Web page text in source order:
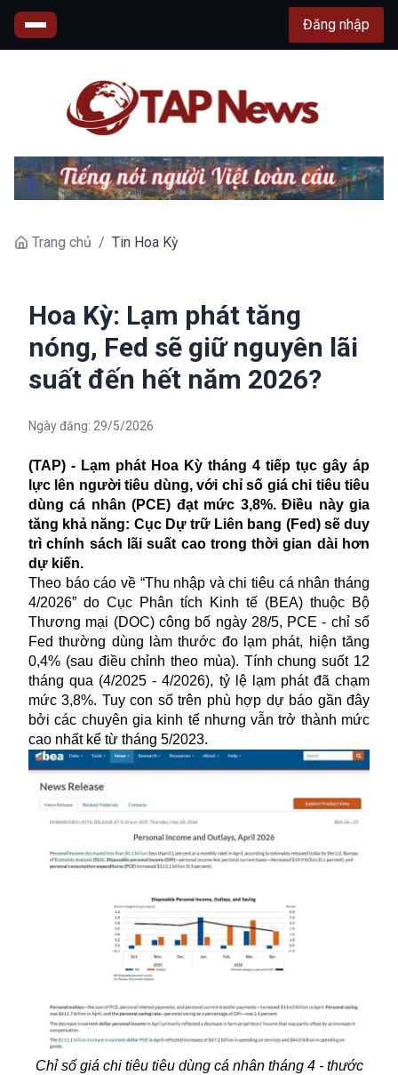
Đăng nhập
Trang chủ / Tin Hoa Kỳ
Hoa Kỳ: Lạm phát tăng
nóng, Fed sẽ giữ nguyên lãi
suất đến hết năm 2026?
Ngày đăng: 29/5/2026
(TAP) - Lạm phát Hoa Kỳ tháng 4 tiếp tục gây áp
lực lên người tiêu dùng, với chỉ số giá chi tiêu tiêu
dùng cá nhân (PCE) đạt mức 3,8%. Điều này gia
tăng khả năng: Cục Dự trữ Liên bang (Fed) sẽ duy
trì chính sách lãi suất cao trong thời gian dài hơn
dự kiến.
Theo báo cáo về “Thu nhập và chi tiêu cá nhân tháng
4/2026” do Cục Phân tích Kinh tế (BEA) thuộc Bộ
Thương mại (DOC) công bố ngày 28/5, PCE - chỉ số
Fed thường dùng làm thước đo lạm phát, hiện tăng
0,4% (sau điều chỉnh theo mùa). Tính chung suốt 12
tháng qua (4/2025 - 4/2026), tỷ lệ lạm phát đã chạm
mức 3,8%. Tuy con số trên phù hợp dự báo gần đây
bởi các chuyên gia kinh tế nhưng vẫn trở thành mức
cao nhất kể từ tháng 5/2023.
Chỉ số giá chi tiêu tiêu dùng cá nhân tháng 4 - thước